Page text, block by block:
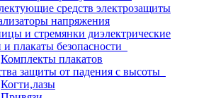
средств электрозащиты
напряжения
и стремянки диэлектрические
и плакаты безопасности
Комплекты плакатов
защиты от падения с высоты
Когти,лазы